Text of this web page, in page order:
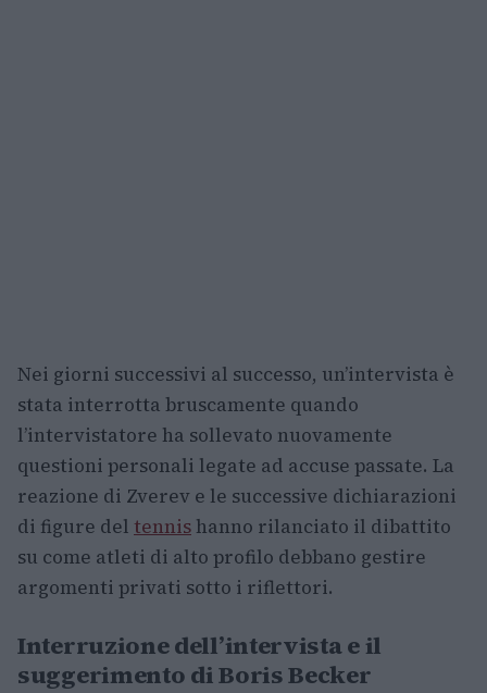
Nei giorni successivi al successo, un’intervista è
stata interrotta bruscamente quando
l’intervistatore ha sollevato nuovamente
questioni personali legate ad accuse passate. La
reazione di Zverev e le successive dichiarazioni
di figure del tennis hanno rilanciato il dibattito
su come atleti di alto profilo debbano gestire
argomenti privati sotto i riflettori.
Interruzione dell’intervista e il
suggerimento di Boris Becker